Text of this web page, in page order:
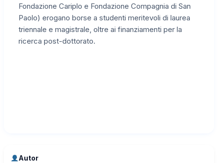
Fondazione Cariplo e Fondazione Compagnia di San
Paolo) erogano borse a studenti meritevoli di laurea
triennale e magistrale, oltre ai finanziamenti per la
ricerca post-dottorato.
Autor